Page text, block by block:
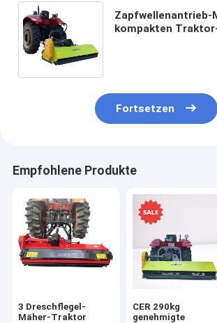
Zapfwellenantrieb-
kompakten
Fortsetzen
Empfohlene Produkte
3 Dreschflegel-
Mäher-Traktor
CER 290kg
genehmigte